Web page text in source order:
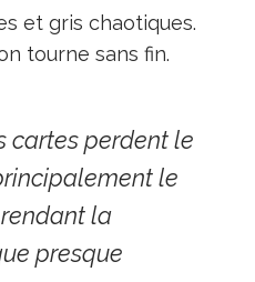
et gris chaotiques.
tourne sans fin.
cartes perdent le
le
la
presque